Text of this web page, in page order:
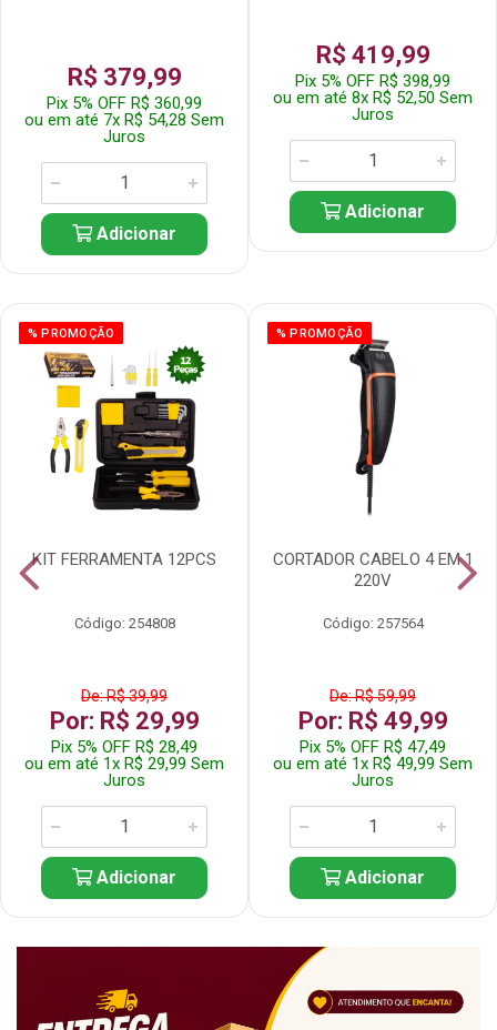
R$ 379,99
Pix 5% OFF R$ 360,99
ou em até 7x R$ 54,28 Sem
Juros
Adicionar
R$ 419,99
Pix 5% OFF R$ 398,99
ou em até 8x R$ 52,50 Sem
Juros
Adicionar
% PROMOÇÃO
KIT FERRAMENTA 12PCS
Código: 254808
De: R$ 39,99
Por: R$ 29,99
Pix 5% OFF R$ 28,49
ou em até 1x R$ 29,99 Sem
Juros
Adicionar
% PROMOÇÃO
CORTADOR CABELO 4 EM 1
220V
Código: 257564
De: R$ 59,99
Por: R$ 49,99
Pix 5% OFF R$ 47,49
ou em até 1x R$ 49,99 Sem
Juros
Adicionar